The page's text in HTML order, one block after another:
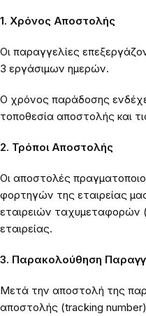
1. Χρόνος Αποστολής
Οι παραγγελίες
3 εργάσιμων ημερών.
Ο χρόνος παράδοσης
τοποθεσία αποστολής και
2. Τρόποι Αποστολής
Οι αποστολές
φορτηγών της εταιρείας
εταιρειών ταχυμεταφορών
εταιρείας.
3. Παρακολούθηση
Μετά την αποστολή της
αποστολής (tracking